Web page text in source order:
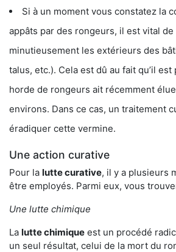
Si à un moment vous constatez la
appâts par des rongeurs, il est vital
minutieusement les extérieurs des
talus, etc.). Cela est dû au fait qu’il est
horde de rongeurs ait récemment
environs. Dans ce cas, un traitement
éradiquer cette vermine.
Une action curative
Pour la lutte curative, il y a plusieurs
être employés. Parmi eux, vous
Une lutte chimique
La lutte chimique est un procédé
un seul résultat, celui de la mort du